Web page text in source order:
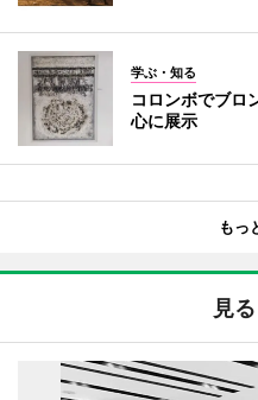
学ぶ・知る
コロンボでブ
心に展示
もっ
見